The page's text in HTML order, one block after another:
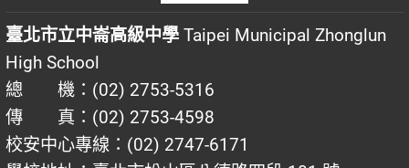
臺北市立中崙高級中學 Taipei Municipal Zhonglun
High School
總 機：(02) 2753-5316
傳 真：(02) 2753-4598
校安中心專線：(02) 2747-6171